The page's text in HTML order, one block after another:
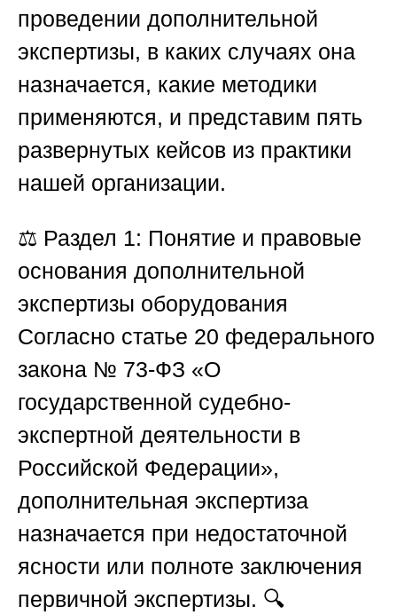
проведении дополнительной
экспертизы, в каких случаях она
назначается, какие методики
применяются, и представим пять
развернутых кейсов из практики
нашей организации.
⚖️ Раздел 1: Понятие и правовые
основания дополнительной
экспертизы оборудования
Согласно статье 20 федерального
закона № 73-ФЗ «О
государственной судебно-
экспертной деятельности в
Российской Федерации»,
дополнительная экспертиза
назначается при недостаточной
ясности или полноте заключения
первичной экспертизы. 🔍